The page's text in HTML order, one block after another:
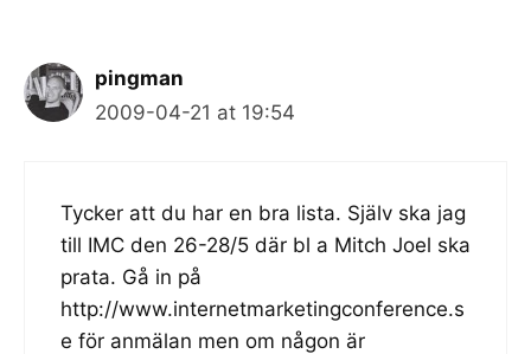
pingman
2009-04-21 at 19:54
Tycker att du har en bra lista. Själv ska jag
till IMC den 26-28/5 där bl a Mitch Joel ska
prata. Gå in på
http://www.internetmarketingconference.s
e för anmälan men om någon är